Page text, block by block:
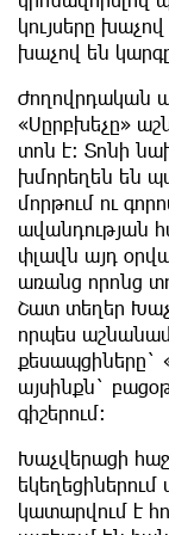
կույսերը
խաչով են
Ժողովրդական
«Սըրբխեչը»
տոն է: Տոնի
խմորեղեն են
մորթում ու
ավանդության
փլավն այդ
առանց որոնց
Շատ տեղեր
որպես
քեսապցիները`
այսինքն`
գիշերում:
Խաչվերացի
կատարվում է